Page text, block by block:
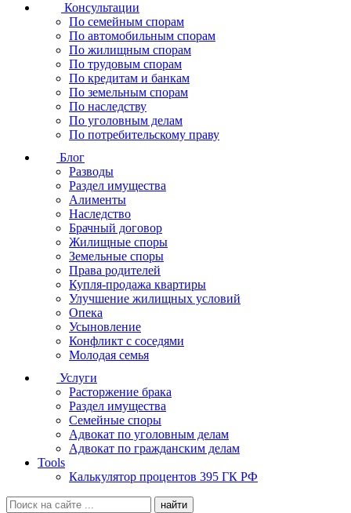
Консультации
По семейным спорам
По автомобильным спорам
По жилищным спорам
По трудовым спорам
По кредитам и банкам
По земельным спорам
По наследству
По уголовным делам
По потребительскому праву
Блог
Разводы
Раздел имущества
Алименты
Наследство
Брачный договор
Жилищные споры
Земельные споры
Права родителей
Купля-продажа квартиры
Улучшение жилищных условий
Опека
Усыновление
Конфликт с соседями
Молодая семья
Услуги
Расторжение брака
Раздел имущества
Семейные споры
Адвокат по уголовным делам
Адвокат по гражданским делам
Tools
Калькулятор процентов 395 ГК РФ